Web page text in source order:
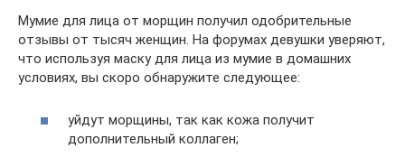
Мумие для лица от морщин получил одобрительные
отзывы от тысяч женщин. На форумах девушки уверяют,
что используя маску для лица из мумие в домашних
условиях, вы скоро обнаружите следующее:
уйдут морщины, так как кожа получит
дополнительный коллаген;